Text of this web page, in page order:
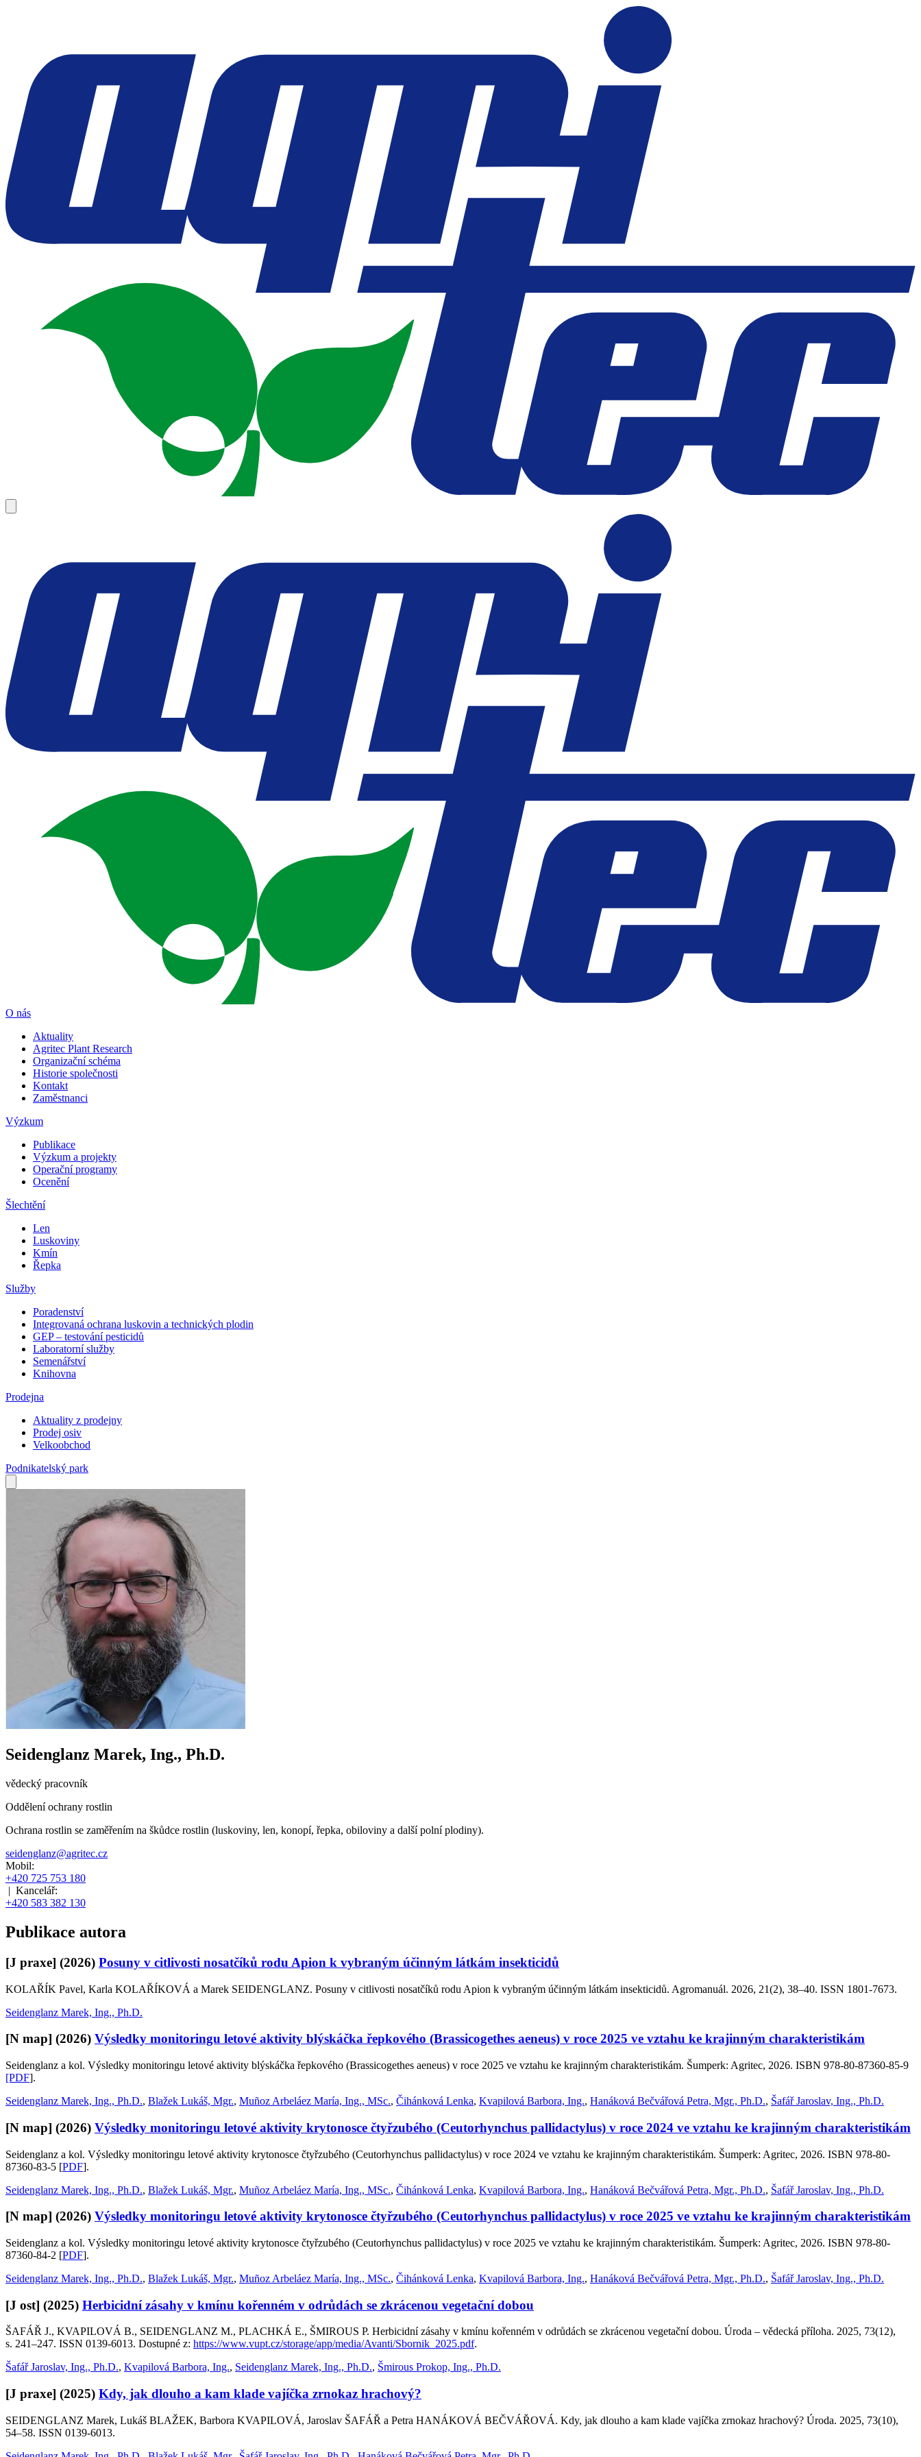
O nás
Aktuality
Agritec Plant Research
Organizační schéma
Historie společnosti
Kontakt
Zaměstnanci
Výzkum
Publikace
Výzkum a projekty
Operační programy
Ocenění
Šlechtění
Len
Luskoviny
Kmín
Řepka
Služby
Poradenství
Integrovaná ochrana luskovin a technických plodin
GEP – testování pesticidů
Laboratorní služby
Semenářství
Knihovna
Prodejna
Aktuality z prodejny
Prodej osiv
Velkoobchod
Podnikatelský park
Seidenglanz Marek, Ing., Ph.D.
vědecký pracovník
Oddělení ochrany rostlin
Ochrana rostlin se zaměřením na škůdce rostlin (luskoviny, len, konopí, řepka, obiloviny a další polní plodiny).
seidenglanz@agritec.cz
Mobil:
+420 725 753 180
| Kancelář:
+420 583 382 130
Publikace autora
[J praxe] (2026) Posuny v citlivosti nosatčíků rodu Apion k vybraným účinným látkám insekticidů
KOLAŘÍK Pavel, Karla KOLAŘÍKOVÁ a Marek SEIDENGLANZ. Posuny v citlivosti nosatčíků rodu Apion k vybraným účinným látkám insekticidů. Agromanuál. 2026, 21(2), 38–40. ISSN 1801-7673.
Seidenglanz Marek, Ing., Ph.D.
[N map] (2026) Výsledky monitoringu letové aktivity blýskáčka řepkového (Brassicogethes aeneus) v roce 2025 ve vztahu ke krajinným charakteristikám
Seidenglanz a kol. Výsledky monitoringu letové aktivity blýskáčka řepkového (Brassicogethes aeneus) v roce 2025 ve vztahu ke krajinným charakteristikám. Šumperk: Agritec, 2026. ISBN 978-80-87360-85-9
[PDF].
Seidenglanz Marek, Ing., Ph.D., Blažek Lukáš, Mgr., Muñoz Arbeláez María, Ing., MSc., Čihánková Lenka, Kvapilová Barbora, Ing., Hanáková Bečvářová Petra, Mgr., Ph.D., Šafář Jaroslav, Ing., Ph.D.
[N map] (2026) Výsledky monitoringu letové aktivity krytonosce čtyřzubého (Ceutorhynchus pallidactylus) v roce 2024 ve vztahu ke krajinným charakteristikám
Seidenglanz a kol. Výsledky monitoringu letové aktivity krytonosce čtyřzubého (Ceutorhynchus pallidactylus) v roce 2024 ve vztahu ke krajinným charakteristikám. Šumperk: Agritec, 2026. ISBN 978-80-
87360-83-5 [PDF].
Seidenglanz Marek, Ing., Ph.D., Blažek Lukáš, Mgr., Muñoz Arbeláez María, Ing., MSc., Čihánková Lenka, Kvapilová Barbora, Ing., Hanáková Bečvářová Petra, Mgr., Ph.D., Šafář Jaroslav, Ing., Ph.D.
[N map] (2026) Výsledky monitoringu letové aktivity krytonosce čtyřzubého (Ceutorhynchus pallidactylus) v roce 2025 ve vztahu ke krajinným charakteristikám
Seidenglanz a kol. Výsledky monitoringu letové aktivity krytonosce čtyřzubého (Ceutorhynchus pallidactylus) v roce 2025 ve vztahu ke krajinným charakteristikám. Šumperk: Agritec, 2026. ISBN 978-80-
87360-84-2 [PDF].
Seidenglanz Marek, Ing., Ph.D., Blažek Lukáš, Mgr., Muñoz Arbeláez María, Ing., MSc., Čihánková Lenka, Kvapilová Barbora, Ing., Hanáková Bečvářová Petra, Mgr., Ph.D., Šafář Jaroslav, Ing., Ph.D.
[J ost] (2025) Herbicidní zásahy v kmínu kořenném v odrůdách se zkrácenou vegetační dobou
ŠAFÁŘ J., KVAPILOVÁ B., SEIDENGLANZ M., PLACHKÁ E., ŠMIROUS P. Herbicidní zásahy v kmínu kořenném v odrůdách se zkrácenou vegetační dobou. Úroda – vědecká příloha. 2025, 73(12),
s. 241–247. ISSN 0139-6013. Dostupné z: https://www.vupt.cz/storage/app/media/Avanti/Sbornik_2025.pdf.
Šafář Jaroslav, Ing., Ph.D., Kvapilová Barbora, Ing., Seidenglanz Marek, Ing., Ph.D., Šmirous Prokop, Ing., Ph.D.
[J praxe] (2025) Kdy, jak dlouho a kam klade vajíčka zrnokaz hrachový?
SEIDENGLANZ Marek, Lukáš BLAŽEK, Barbora KVAPILOVÁ, Jaroslav ŠAFÁŘ a Petra HANÁKOVÁ BEČVÁŘOVÁ. Kdy, jak dlouho a kam klade vajíčka zrnokaz hrachový? Úroda. 2025, 73(10),
54–58. ISSN 0139-6013.